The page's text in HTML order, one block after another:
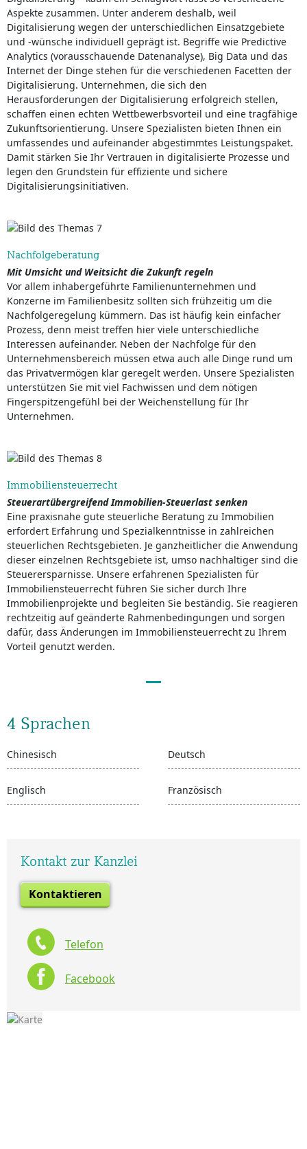
Aspekte zusammen. Unter anderem deshalb, weil
Digitalisierung wegen der unterschiedlichen Einsatzgebiete
und -wünsche individuell geprägt ist. Begriffe wie Predictive
Analytics (vorausschauende Datenanalyse), Big Data und das
Internet der Dinge stehen für die verschiedenen Facetten der
Digitalisierung. Unternehmen, die sich den
Herausforderungen der Digitalisierung erfolgreich stellen,
schaffen einen echten Wettbewerbsvorteil und eine tragfähige
Zukunftsorientierung. Unsere Spezialisten bieten Ihnen ein
umfassendes und aufeinander abgestimmtes Leistungspaket.
Damit stärken Sie Ihr Vertrauen in digitalisierte Prozesse und
legen den Grundstein für effiziente und sichere
Digitalisierungsinitiativen.
Nachfolgeberatung
Mit Umsicht und Weitsicht die Zukunft regeln
Vor allem inhabergeführte Familienunternehmen und
Konzerne im Familienbesitz sollten sich frühzeitig um die
Nachfolgeregelung kümmern. Das ist häufig kein einfacher
Prozess, denn meist treffen hier viele unterschiedliche
Interessen aufeinander. Neben der Nachfolge für den
Unternehmensbereich müssen etwa auch alle Dinge rund um
das Privatvermögen klar geregelt werden. Unsere Spezialisten
unterstützen Sie mit viel Fachwissen und dem nötigen
Fingerspitzengefühl bei der Weichenstellung für Ihr
Unternehmen.
Immobiliensteuerrecht
Steuerartübergreifend Immobilien-Steuerlast senken
Eine praxisnahe gute steuerliche Beratung zu Immobilien
erfordert Erfahrung und Spezialkenntnisse in zahlreichen
steuerlichen Rechtsgebieten. Je ganzheitlicher die Anwendung
dieser einzelnen Rechtsgebiete ist, umso nachhaltiger sind die
Steuerersparnisse. Unsere erfahrenen Spezialisten für
Immobiliensteuerrecht führen Sie sicher durch Ihre
Immobilienprojekte und begleiten Sie beständig. Sie reagieren
rechtzeitig auf geänderte Rahmenbedingungen und sorgen
dafür, dass Änderungen im Immobiliensteuerrecht zu Ihrem
Vorteil genutzt werden.
4 Sprachen
Chinesisch Deutsch
Englisch Französisch
Kontakt zur Kanzlei
Kontaktieren
Telefon
Facebook